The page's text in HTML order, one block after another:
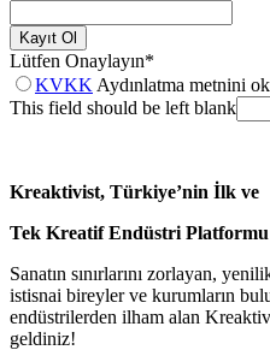
Kayıt Ol
Lütfen Onaylayın*
KVKK Aydınlatma metnini
This field should be left blank
Kreaktivist, Türkiye’nin İlk ve
Tek Kreatif Endüstri Platformu
Sanatın sınırlarını zorlayan,
istisnai bireyler ve kurumların
endüstrilerden ilham alan
geldiniz!